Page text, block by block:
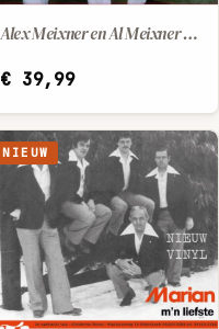
IN WINKELWAGENAlex Meixner en Al Meixner Like Father - Like Son
€39,99
NIEUW